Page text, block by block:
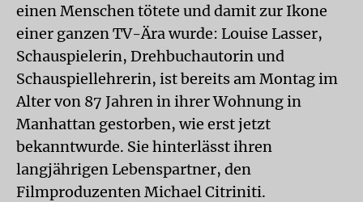
einen Menschen tötete und damit zur Ikone
einer ganzen TV-Ära wurde: Louise Lasser,
Schauspielerin, Drehbuchautorin und
Schauspiellehrerin, ist bereits am Montag im
Alter von 87 Jahren in ihrer Wohnung in
Manhattan gestorben, wie erst jetzt
bekanntwurde. Sie hinterlässt ihren
langjährigen Lebenspartner, den
Filmproduzenten Michael Citriniti.